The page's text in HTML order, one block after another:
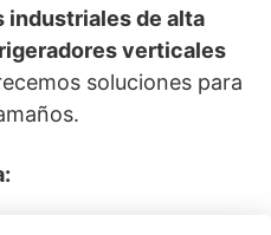
industriales de alta
verticales
soluciones para